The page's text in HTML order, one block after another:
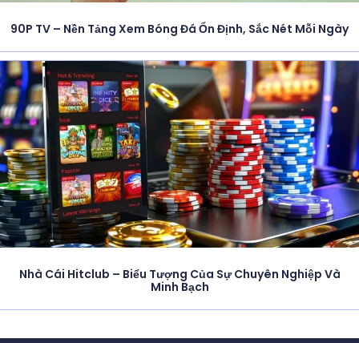
90P TV – Nền Tảng Xem Bóng Đá Ổn Định, Sắc Nét Mỗi Ngày
Nhà Cái Hitclub – Biểu Tượng Của Sự Chuyên Nghiệp Và
Minh Bạch